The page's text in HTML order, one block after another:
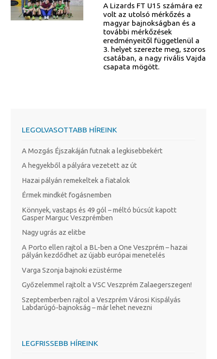
A Lizards FT U15 számára ez
volt az utolsó mérkőzés a
magyar bajnokságban és a
további mérkőzések
eredményeitől függetlenül a
3. helyet szerezte meg, szoros
csatában, a nagy rivális Vajda
csapata mögött.
LEGOLVASOTTABB HÍREINK
A Mozgás Éjszakáján futnak a legkisebbekért
A hegyekből a pályára vezetett az út
Hazai pályán remekeltek a fiatalok
Érmek mindkét fogásnemben
Könnyek, vastaps és 49 gól – méltó búcsút kapott
Gasper Marguc Veszprémben
Nagy ugrás az elitbe
A Porto ellen rajtol a BL-ben a One Veszprém – hazai
pályán kezdődhet az újabb európai menetelés
Varga Szonja bajnoki ezüstérme
Győzelemmel rajtolt a VSC Veszprém Zalaegerszegen!
Szeptemberben rajtol a Veszprém Városi Kispályás
Labdarúgó-bajnokság – már lehet nevezni
LEGFRISSEBB HÍREINK